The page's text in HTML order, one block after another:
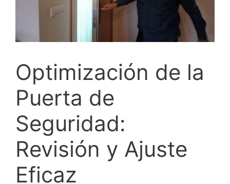
Optimización de la
Puerta de
Seguridad:
Revisión y Ajuste
Eficaz